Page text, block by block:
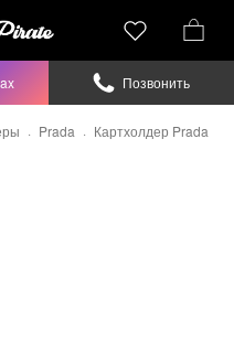
Prada Картхолдер Prada
Позвонить